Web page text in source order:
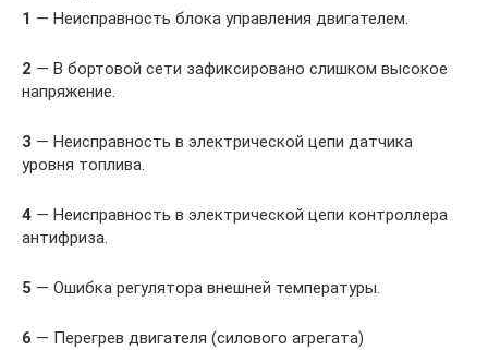
1 — Неисправность блока управления двигателем.
2 — В бортовой сети зафиксировано слишком высокое
напряжение.
3 — Неисправность в электрической цепи датчика
уровня топлива.
4 — Неисправность в электрической цепи контроллера
антифриза.
5 — Ошибка регулятора внешней температуры.
6 — Перегрев двигателя (силового агрегата)